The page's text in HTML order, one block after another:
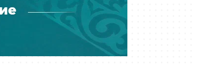
Вчера 19:14
Украина пообещала США
не атаковать инфраструктуру
КТК — СМИ